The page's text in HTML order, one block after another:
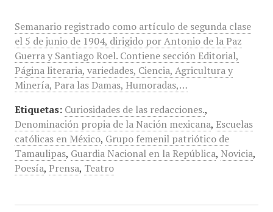
Semanario registrado como artículo de segunda clase
el 5 de junio de 1904, dirigido por Antonio de la Paz
Guerra y Santiago Roel. Contiene sección Editorial,
Página literaria, variedades, Ciencia, Agricultura y
Minería, Para las Damas, Humoradas,…
Etiquetas: Curiosidades de las redacciones.,
Denominación propia de la Nación mexicana, Escuelas
católicas en México, Grupo femenil patriótico de
Tamaulipas, Guardia Nacional en la República, Novicia,
Poesía, Prensa, Teatro